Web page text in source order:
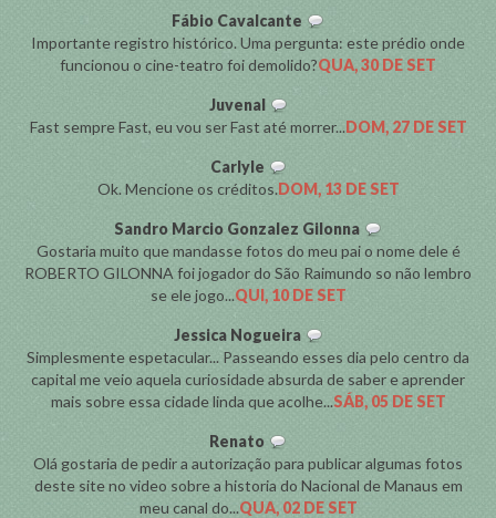
Fábio Cavalcante
Importante registro histórico. Uma pergunta: este prédio onde
funcionou o cine-teatro foi demolido?QUA, 30 DE SET
Juvenal
Fast sempre Fast, eu vou ser Fast até morrer...DOM, 27 DE SET
Carlyle
Ok. Mencione os créditos.DOM, 13 DE SET
Sandro Marcio Gonzalez Gilonna
Gostaria muito que mandasse fotos do meu pai o nome dele é
ROBERTO GILONNA foi jogador do São Raimundo so não lembro
se ele jogo...QUI, 10 DE SET
Jessica Nogueira
Simplesmente espetacular... Passeando esses dia pelo centro da
capital me veio aquela curiosidade absurda de saber e aprender
mais sobre essa cidade linda que acolhe...SÁB, 05 DE SET
Renato
Olá gostaria de pedir a autorização para publicar algumas fotos
deste site no video sobre a historia do Nacional de Manaus em
meu canal do...QUA, 02 DE SET